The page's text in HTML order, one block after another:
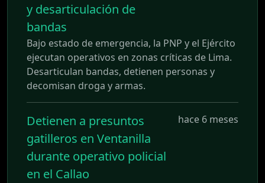
y desarticulación de
bandas
Bajo estado de emergencia, la PNP y el Ejército
ejecutan operativos en zonas críticas de Lima.
Desarticulan bandas, detienen personas y
decomisan droga y armas.
Detienen a presuntos
gatilleros en Ventanilla
durante operativo policial
en el Callao
hace 6 meses